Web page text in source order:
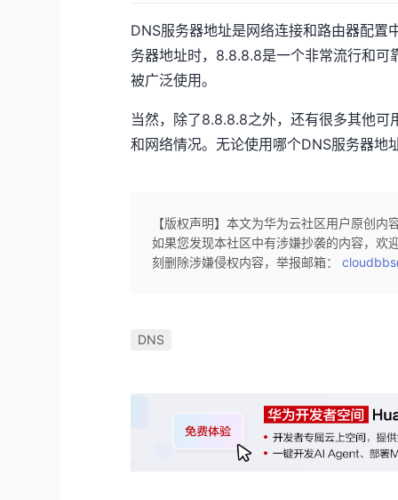
DNS服务器地址是网络连接和路由器配置
务器地址时，8.8.8.8是一个非常流行和
被广泛使用。
当然，除了8.8.8.8之外，还有很多其他
和网络情况。无论使用哪个DNS服务器地
【版权声明】本文为华为云社区用户原创
如果您发现本社区中有涉嫌抄袭的内容，欢
刻删除涉嫌侵权内容，举报邮箱：
DNS